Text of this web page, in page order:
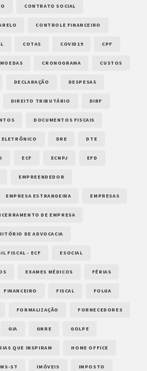
CONTRATO SOCIAL
CONTROLE FINANCEIRO
COTAS COVID19 CPF
CRONOGRAMA CUSTOS
DECLARAÇÃO DESPESAS
DIREITO TRIBUTÁRIO DIRF
DOCUMENTOS FISCAIS
DRE DTE
ECF ECNPJ EFD
EMPREENDEDOR
EMPRESA ESTRANGEIRA EMPRESAS
DE EMPRESA
DE ADVOCACIA
FISCAL - ECF ESOCIAL
EXAMES MÉDICOS FÉRIAS
FINANCEIRO FISCAL FOLGA
FORMALIZAÇÃO FORNECEDORES
GIA GNRE GOLPE
QUE INSPIRAM HOME OFFICE
ST IMÓVEIS IMPOSTO